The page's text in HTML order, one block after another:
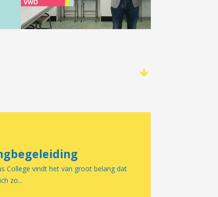
College vindt het van groot belang dat
zo...